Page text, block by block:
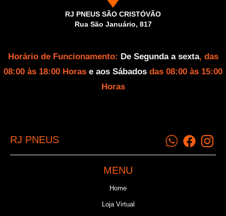
RJ PNEUS SÃO CRISTÓVÃO
Rua São Januário, 817
Horário de Funcionamento: De Segunda a sexta, das
08:00 às 18:00 Horas e aos Sábados das 08:00 às 15:00
Horas
RJ PNEUS
MENU
Home
Loja Virtual